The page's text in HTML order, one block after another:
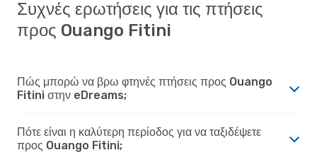
Συχνές ερωτήσεις για τις πτήσεις
προς Ouango Fitini
Πώς μπορώ να βρω φτηνές πτήσεις προς Ouango
Fitini στην eDreams;
Πότε είναι η καλύτερη περίοδος για να ταξιδέψετε
προς Ouango Fitini;